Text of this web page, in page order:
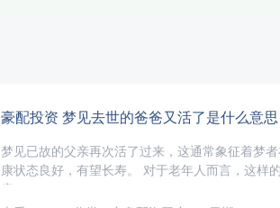
豪配投资 梦见去世的爸爸又活了是什么意思
梦见已故的父亲再次活了过来，这通常象征着梦
康状态良好，有望长寿。 对于老年人而言，这样
康，....